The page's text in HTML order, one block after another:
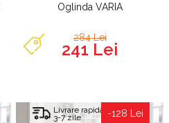
Oglinda VARIA
284 Lei
241 Lei
Livrare rapida
3-7 zile -128 Lei